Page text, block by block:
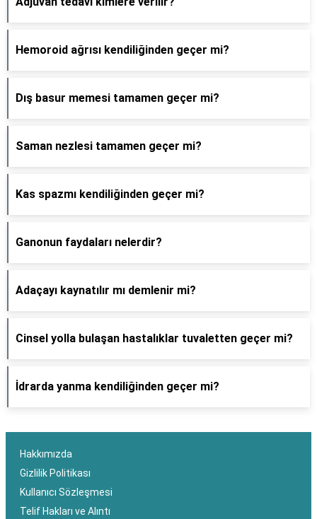
Hemoroid ağrısı kendiliğinden geçer mi?
Dış basur memesi tamamen geçer mi?
Saman nezlesi tamamen geçer mi?
Kas spazmı kendiliğinden geçer mi?
Ganonun faydaları nelerdir?
Adaçayı kaynatılır mı demlenir mi?
Cinsel yolla bulaşan hastalıklar tuvaletten geçer mi?
İdrarda yanma kendiliğinden geçer mi?
Hakkımızda
Gizlilik Politikası
Kullanıcı Sözleşmesi
Telif Hakları ve Alıntı